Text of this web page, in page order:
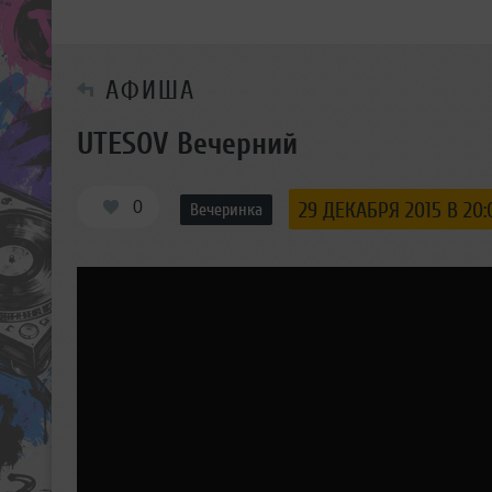
АФИША
UTESOV Вечерний
0 Вечеринка 29 ДЕКАБРЯ 2015 В